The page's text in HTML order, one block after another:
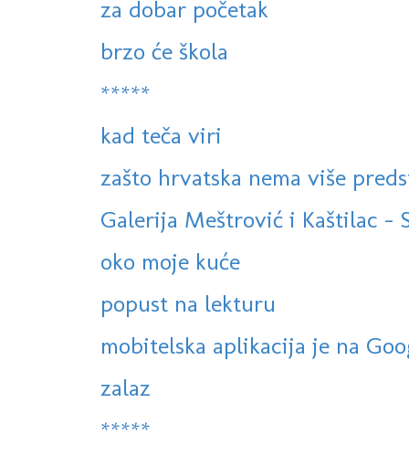
za dobar početak
brzo će škola
*****
kad teča viri
zašto hrvatska nema više
Galerija Meštrović i Kaštilac -
oko moje kuće
popust na lekturu
mobitelska aplikacija je na
zalaz
*****